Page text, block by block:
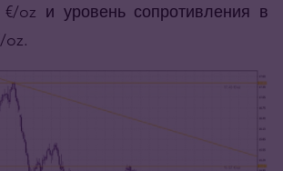
€/oz и уровень сопротивления в
oz.